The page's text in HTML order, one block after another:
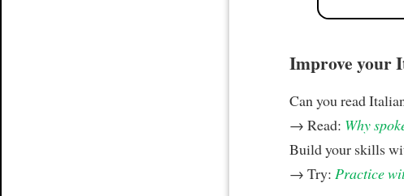
Improve your
Can you read
→ Read: Why
Build your skills
→ Try: Practice